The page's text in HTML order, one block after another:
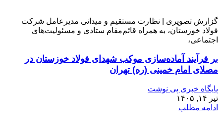
گزارش تصویری | نظارت مستقیم و میدانی مدیرعامل شرکت
فولاد خوزستان، به همراه قائم‌مقام ستادی و مسئولیت‌های
اجتماعی،
بر فرآیند آماده‌سازی موکب شهدای فولاد خوزستان در
مصلای امام خمینی (ره) تهران
پایگاه خبری پی نوشت
تیر ۱۴, ۱۴۰۵
ادامه مطلب